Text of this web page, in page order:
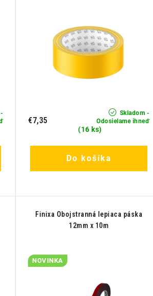
Skladom -
Odosielame ihneď
(16 ks)
€7,35
Do košíka
Finixa Obojstranná lepiaca páska
12mm x 10m
NOVINKA